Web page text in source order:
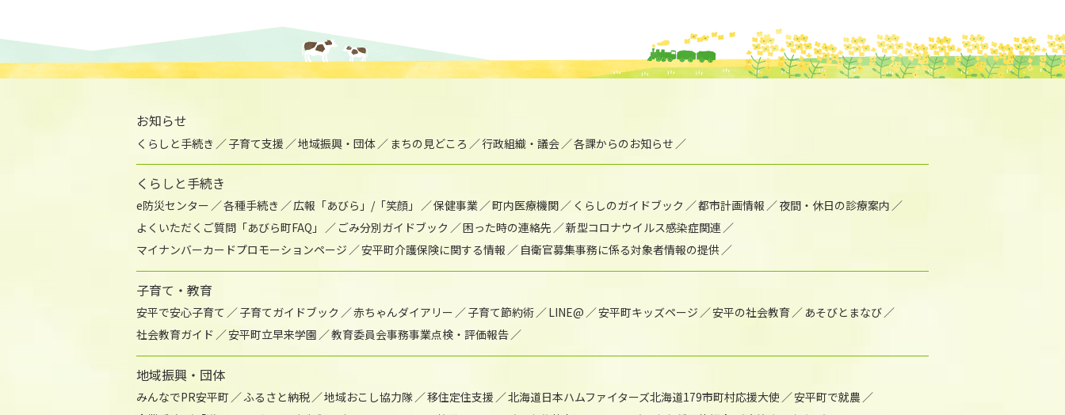
お知らせ
くらしと手続き 子育て支援 地域振興・団体 まちの見どころ 行政組織・議会 各課からのお知らせ
くらしと手続き
e防災センター 各種手続き 広報「あびら」/「笑顔」 保健事業 町内医療機関 くらしのガイドブック 都市計画情報
夜間・休日の診療案内
よくいただくご質問「あびら町FAQ」
ごみ分別ガイドブック 困った時の連絡先
新型コロナウイルス感染症関連
マイナンバーカードプロモーションページ
安平町介護保険に関する情報 自衛官募集事務に係る対象者情報の提供
子育て・教育
安平で安心子育て 子育てガイドブック 赤ちゃんダイアリー 子育て節約術 LINE@ 安平町キッズページ 安平の社会教育
あそびとまなび
社会教育ガイド
安平町立早来学園 教育委員会事務事業点検・評価報告
地域振興・団体
みんなでPR安平町 ふるさと納税 地域おこし協力隊 移住定住支援 北海道日本ハムファイターズ北海道179市町村応援大使
安平町で就農